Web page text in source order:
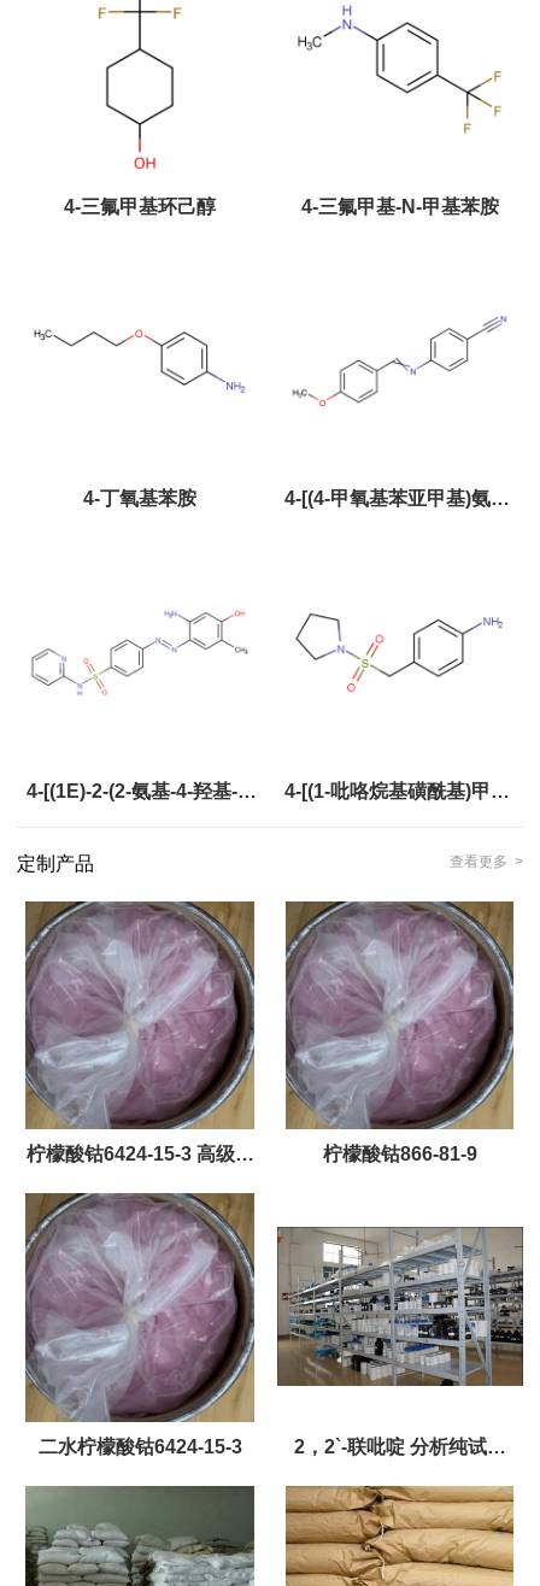
4-三氟甲基环己醇 4-三氟甲基-N-甲基苯胺
4-丁氧基苯胺 4-[(4-甲氧基苯亚甲基)氨基]
4-[(1E)-2-(2-氨基-4-羟基-5- 4-[(1-吡咯烷基磺酰基)甲基]
定制产品
查看更多 >
柠檬酸钴6424-15-3 高级镀
钴原料
柠檬酸钴866-81-9
二水柠檬酸钴6424-15-3 2，2`-联吡啶 分析纯试剂
AR，99%